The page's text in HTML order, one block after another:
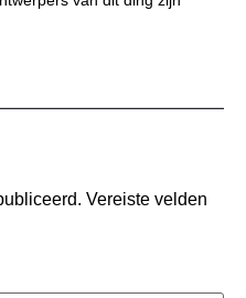
Vereiste velden